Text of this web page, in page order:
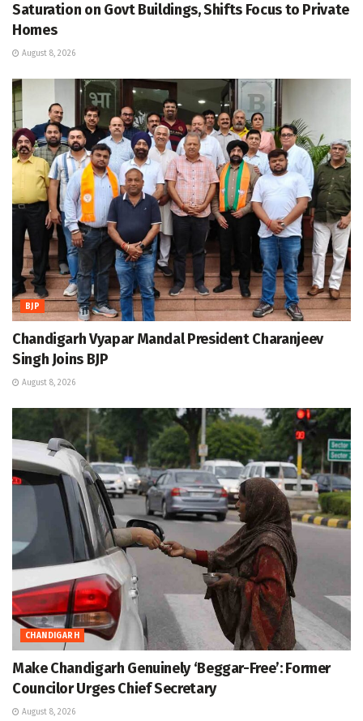
Saturation on Govt Buildings, Shifts Focus to Private
Homes
August 8, 2026
BJP
Chandigarh Vyapar Mandal President Charanjeev
Singh Joins BJP
August 8, 2026
CHANDIGARH
Make Chandigarh Genuinely ‘Beggar-Free’: Former
Councilor Urges Chief Secretary
August 8, 2026